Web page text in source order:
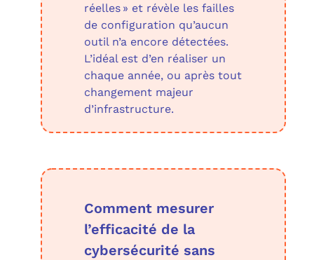
réelles » et révèle les failles
de configuration qu’aucun
outil n’a encore détectées.
L’idéal est d’en réaliser un
chaque année, ou après tout
changement majeur
d’infrastructure.
Comment mesurer
l’efficacité de la
cybersécurité sans